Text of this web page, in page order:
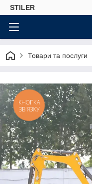
STILER
Товари та послуги
КНОПКА
ЗВ'ЯЗКУ